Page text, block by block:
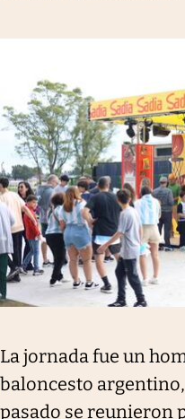
La jornada fue un
baloncesto
pasado se reunieron